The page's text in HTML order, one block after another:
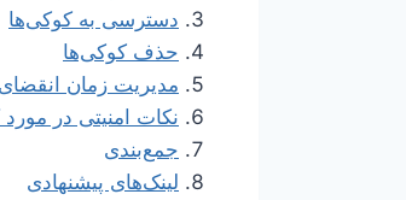
دسترسی به کوکی‌ها
حذف کوکی‌ها
مدیریت زمان
نکات امنیتی در
جمع‌بندی
لینک‌های پیشنهادی